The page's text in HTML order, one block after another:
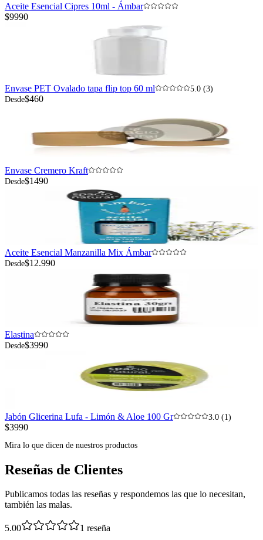
Aceite Esencial Cipres 10ml - Ámbar
$9990
Envase PET Ovalado tapa flip top 60 ml
5.0 (3)
Desde$460
Envase Cremero Kraft
Desde$1490
Aceite Esencial Manzanilla Mix Ámbar
Desde$12.990
Elastina
Desde$3990
Jabón Glicerina Lufa - Limón & Aloe 100 Gr 3.0 (1)
$3990
Mira lo que dicen de nuestros productos
Reseñas de Clientes
Publicamos todas las reseñas y respondemos las que lo necesitan,
también las malas.
5.00 1 reseña